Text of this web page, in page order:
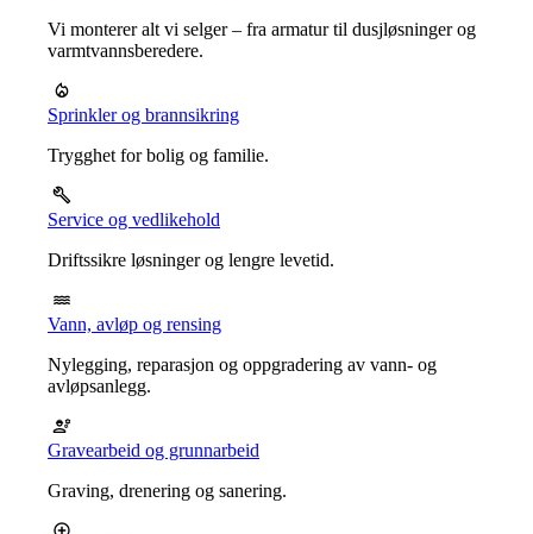
Vi monterer alt vi selger – fra armatur til dusjløsninger og
varmtvannsberedere.
Sprinkler og brannsikring
Trygghet for bolig og familie.
Service og vedlikehold
Driftssikre løsninger og lengre levetid.
Vann, avløp og rensing
Nylegging, reparasjon og oppgradering av vann- og
avløpsanlegg.
Gravearbeid og grunnarbeid
Graving, drenering og sanering.